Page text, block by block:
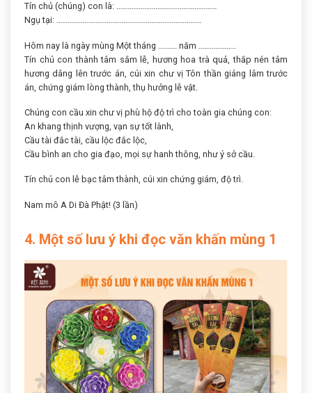
Tín chủ (chúng) con là: ………………………………………………
Ngụ tại: ……………………………………………………………………
Hôm nay là ngày mùng Một tháng ………. năm ………………..
Tín chủ con thành tâm sắm lễ, hương hoa trà quả, thắp nén tâm
hương dâng lên trước án, cúi xin chư vị Tôn thần giáng lâm trước
án, chứng giám lòng thành, thụ hưởng lễ vật.
Chúng con cầu xin chư vị phù hộ độ trì cho toàn gia chúng con:
An khang thịnh vượng, vạn sự tốt lành,
Cầu tài đắc tài, cầu lộc đắc lộc,
Cầu bình an cho gia đạo, mọi sự hanh thông, như ý sở cầu.
Tín chủ con lễ bạc tâm thành, cúi xin chứng giám, độ trì.
Nam mô A Di Đà Phật! (3 lần)
4. Một số lưu ý khi đọc văn khấn mùng 1